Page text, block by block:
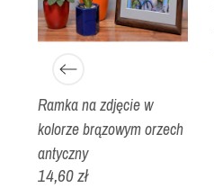
Ramka na zdjęcie w
kolorze brązowym orzech
antyczny
14,60 zł